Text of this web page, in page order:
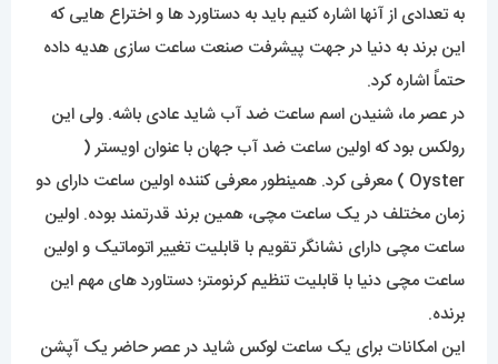
به تعدادی از آنها اشاره کنیم باید به دستاورد ها و اختراع هایی که
این برند به دنیا در جهت پیشرفت صنعت ساعت سازی هدیه داده
حتماً اشاره کرد.
در عصر ما، شنیدن اسم ساعت ضد آب شاید عادی باشه. ولی این
رولکس بود که اولین ساعت ضد آب جهان با عنوان اویستر (
Oyster ) معرفی کرد. همینطور معرفی کننده اولین ساعت دارای دو
زمان مختلف در یک ساعت مچی، همین برند قدرتمند بوده. اولین
ساعت مچی دارای نشانگر تقویم با قابلیت تغییر اتوماتیک و اولین
ساعت مچی دنیا با قابلیت تنظیم کرنومتر؛ دستاورد های مهم این
برنده.
این امکانات برای یک ساعت لوکس شاید در عصر حاضر یک آپشن